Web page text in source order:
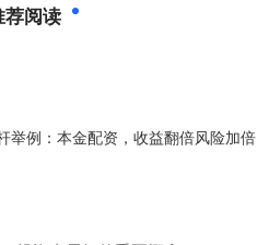
荐阅读
举例：本金配资，收益翻倍风险加倍